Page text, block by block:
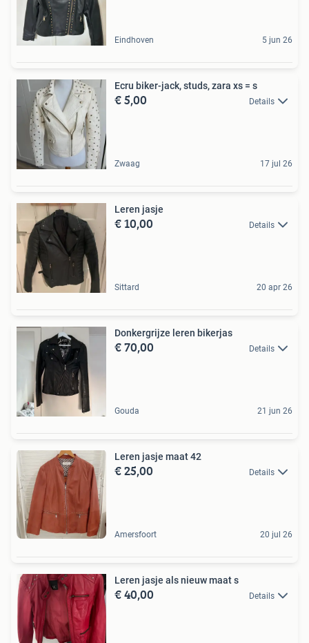
Eindhoven 5 jun 26
Ecru biker-jack, studs, zara xs = s
€ 5,00 Details
Zwaag 17 jul 26
Leren jasje
€ 10,00 Details
Sittard 20 apr 26
Donkergrijze leren bikerjas
€ 70,00 Details
Gouda 21 jun 26
Leren jasje maat 42
€ 25,00 Details
Amersfoort 20 jul 26
Leren jasje als nieuw maat s
€ 40,00 Details